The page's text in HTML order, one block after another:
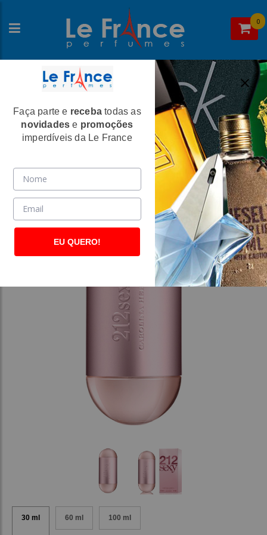
0
Home>Carolina Herrera>Perfumes Femininos
212 Sexy Feminino Eau de Parfum -
Carolina Herrera
(2048)
30 ml 60 ml 100 ml
Faça parte e receba todas as
novidades e promoções
imperdíveis da Le France
EU QUERO!